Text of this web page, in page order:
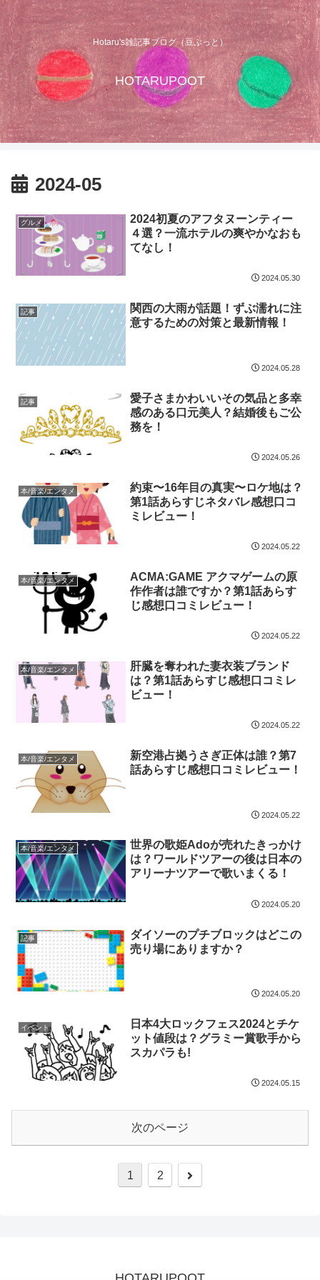
Hotaru's雑記事ブログ（豆ぷっと）
HOTARUPOOT
2024-05
グルメ
2024初夏のアフタヌーンティー
４選？一流ホテルの爽やかなおも
てなし！
2024.05.30
記事
関西の大雨が話題！ずぶ濡れに注
意するための対策と最新情報！
2024.05.28
記事
愛子さまかわいいその気品と多幸
感のある口元美人？結婚後もご公
務を！
2024.05.26
本/音楽/エンタメ
約束〜16年目の真実〜ロケ地は？
第1話あらすじネタバレ感想口コ
ミレビュー！
2024.05.22
本/音楽/エンタメ
ACMA:GAME アクマゲームの原
作作者は誰ですか？第1話あらす
じ感想口コミレビュー！
2024.05.22
本/音楽/エンタメ
肝臓を奪われた妻衣装ブランド
は？第1話あらすじ感想口コミレ
ビュー！
2024.05.22
本/音楽/エンタメ
新空港占拠うさぎ正体は誰？第7
話あらすじ感想口コミレビュー！
2024.05.22
本/音楽/エンタメ
世界の歌姫Adoが売れたきっかけ
は？ワールドツアーの後は日本の
アリーナツアーで歌いまくる！
2024.05.20
記事
ダイソーのプチブロックはどこの
売り場にありますか？
2024.05.20
イベント
日本4大ロックフェス2024とチケ
ット値段は？グラミー賞歌手から
スカパラも!
2024.05.15
次のページ
1 2
次